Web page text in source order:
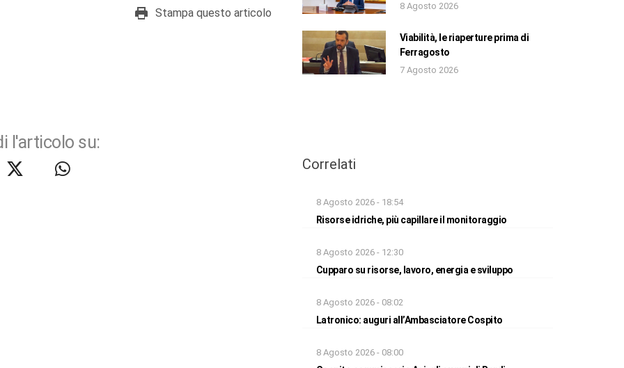
Stampa questo articolo
l'articolo su:
8 Agosto 2026
Viabilità, le riaperture prima di
Ferragosto
7 Agosto 2026
Correlati
8 Agosto 2026 - 18:54
Risorse idriche, più capillare il monitoraggio
8 Agosto 2026 - 12:30
Cupparo su risorse, lavoro, energia e sviluppo
8 Agosto 2026 - 08:02
Latronico: auguri all’Ambasciatore Cospito
8 Agosto 2026 - 08:00